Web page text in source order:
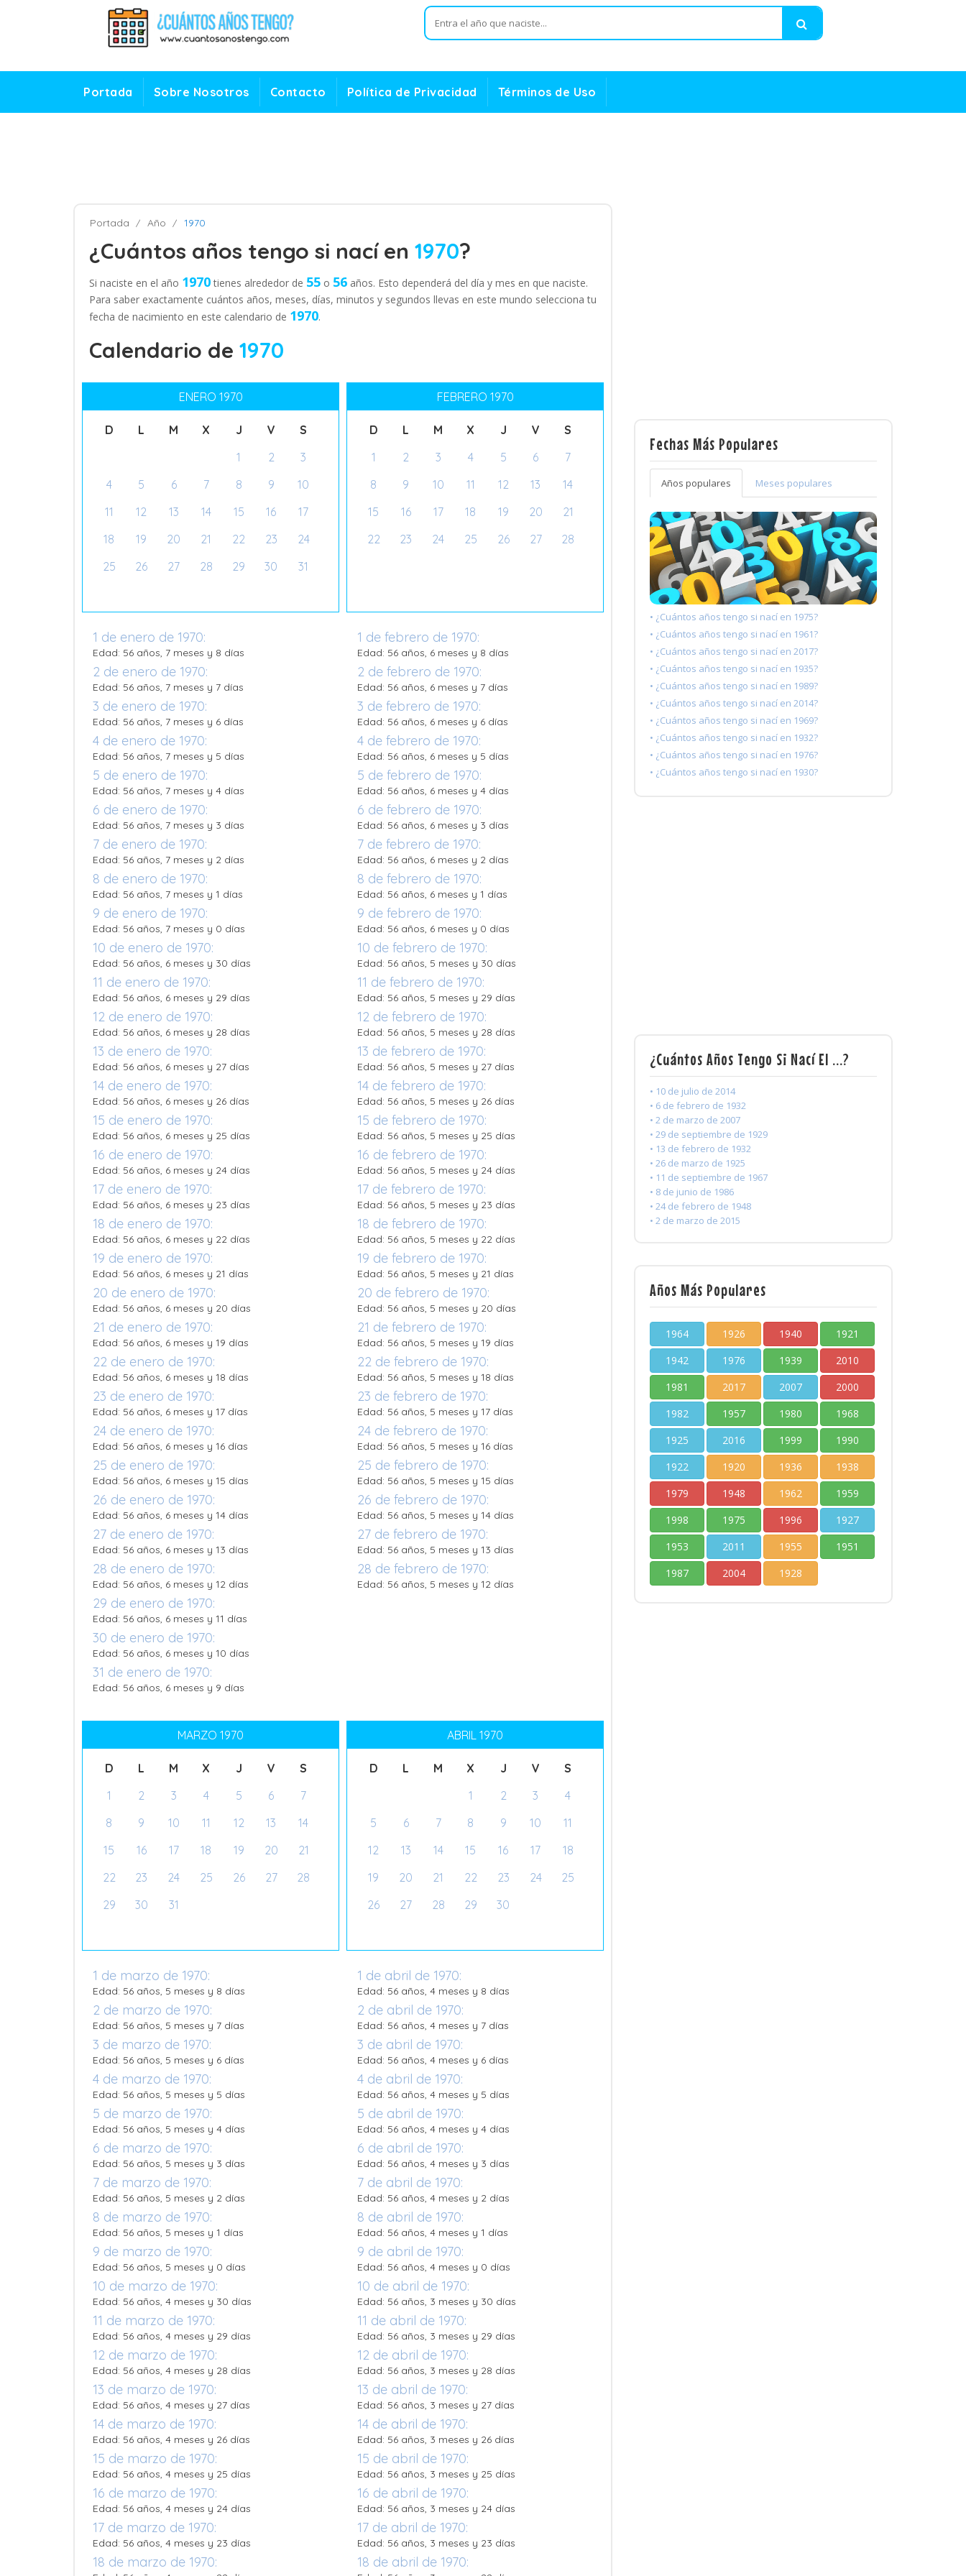
Portada Sobre Nosotros Contacto Política de Privacidad Términos de Uso
Portada Año 1970
¿Cuántos años tengo si nací en 1970?
Si naciste en el año 1970tienes alrededor de 55 o 56 años. Esto dependerá del día y mes en que naciste.
Para saber exactamente cuántos años, meses, días, minutos y segundos llevas en este mundo selecciona tu
fecha de nacimiento en este calendario de 1970.
Calendario de 1970
ENERO 1970
D L M X J V
S
1
2
3
4
5 6 7 8 9
10
11
12 13 14 15 16
17
18
19 20 21 22 23
24
25
26 27 28 29 30 31
1 de enero de 1970:
Edad: 56 años, 7 meses y 8 días
2 de enero de 1970:
Edad: 56 años, 7 meses y 7 días
3 de enero de 1970:
Edad: 56 años, 7 meses y 6 días
4 de enero de 1970:
Edad: 56 años, 7 meses y 5 días
5 de enero de 1970:
Edad: 56 años, 7 meses y 4 días
6 de enero de 1970:
Edad: 56 años, 7 meses y 3 días
7 de enero de 1970:
Edad: 56 años, 7 meses y 2 días
8 de enero de 1970:
Edad: 56 años, 7 meses y 1 días
9 de enero de 1970:
Edad: 56 años, 7 meses y 0 días
10 de enero de 1970:
Edad: 56 años, 6 meses y 30 días
11 de enero de 1970:
Edad: 56 años, 6 meses y 29 días
12 de enero de 1970:
Edad: 56 años, 6 meses y 28 días
13 de enero de 1970:
Edad: 56 años, 6 meses y 27 días
14 de enero de 1970:
Edad: 56 años, 6 meses y 26 días
15 de enero de 1970:
Edad: 56 años, 6 meses y 25 días
16 de enero de 1970:
Edad: 56 años, 6 meses y 24 días
17 de enero de 1970:
Edad: 56 años, 6 meses y 23 días
18 de enero de 1970:
Edad: 56 años, 6 meses y 22 días
19 de enero de 1970:
Edad: 56 años, 6 meses y 21 días
20 de enero de 1970:
Edad: 56 años, 6 meses y 20 días
21 de enero de 1970:
Edad: 56 años, 6 meses y 19 días
22 de enero de 1970:
Edad: 56 años, 6 meses y 18 días
23 de enero de 1970:
Edad: 56 años, 6 meses y 17 días
24 de enero de 1970:
Edad: 56 años, 6 meses y 16 días
25 de enero de 1970:
Edad: 56 años, 6 meses y 15 días
26 de enero de 1970:
Edad: 56 años, 6 meses y 14 días
27 de enero de 1970:
Edad: 56 años, 6 meses y 13 días
28 de enero de 1970:
Edad: 56 años, 6 meses y 12 días
29 de enero de 1970:
Edad: 56 años, 6 meses y 11 días
30 de enero de 1970:
Edad: 56 años, 6 meses y 10 días
31 de enero de 1970:
Edad: 56 años, 6 meses y 9 días
FEBRERO 1970
D L M X J V
S
1
2 3 4 5 6
7
8
9 10 11 12 13
14
15
16 17 18 19 20
21
22
23 24 25 26 27 28
1 de febrero de 1970:
Edad: 56 años, 6 meses y 8 días
2 de febrero de 1970:
Edad: 56 años, 6 meses y 7 días
3 de febrero de 1970:
Edad: 56 años, 6 meses y 6 días
4 de febrero de 1970:
Edad: 56 años, 6 meses y 5 días
5 de febrero de 1970:
Edad: 56 años, 6 meses y 4 días
6 de febrero de 1970:
Edad: 56 años, 6 meses y 3 días
7 de febrero de 1970:
Edad: 56 años, 6 meses y 2 días
8 de febrero de 1970:
Edad: 56 años, 6 meses y 1 días
9 de febrero de 1970:
Edad: 56 años, 6 meses y 0 días
10 de febrero de 1970:
Edad: 56 años, 5 meses y 30 días
11 de febrero de 1970:
Edad: 56 años, 5 meses y 29 días
12 de febrero de 1970:
Edad: 56 años, 5 meses y 28 días
13 de febrero de 1970:
Edad: 56 años, 5 meses y 27 días
14 de febrero de 1970:
Edad: 56 años, 5 meses y 26 días
15 de febrero de 1970:
Edad: 56 años, 5 meses y 25 días
16 de febrero de 1970:
Edad: 56 años, 5 meses y 24 días
17 de febrero de 1970:
Edad: 56 años, 5 meses y 23 días
18 de febrero de 1970:
Edad: 56 años, 5 meses y 22 días
19 de febrero de 1970:
Edad: 56 años, 5 meses y 21 días
20 de febrero de 1970:
Edad: 56 años, 5 meses y 20 días
21 de febrero de 1970:
Edad: 56 años, 5 meses y 19 días
22 de febrero de 1970:
Edad: 56 años, 5 meses y 18 días
23 de febrero de 1970:
Edad: 56 años, 5 meses y 17 días
24 de febrero de 1970:
Edad: 56 años, 5 meses y 16 días
25 de febrero de 1970:
Edad: 56 años, 5 meses y 15 días
26 de febrero de 1970:
Edad: 56 años, 5 meses y 14 días
27 de febrero de 1970:
Edad: 56 años, 5 meses y 13 días
28 de febrero de 1970:
Edad: 56 años, 5 meses y 12 días
MARZO 1970
D L M X J V
S
1
2 3 4 5 6
7
8
9 10 11 12 13
14
15
16 17 18 19 20
21
22
23 24 25 26 27
28
29
30 31
1 de marzo de 1970:
Edad: 56 años, 5 meses y 8 días
2 de marzo de 1970:
Edad: 56 años, 5 meses y 7 días
3 de marzo de 1970:
Edad: 56 años, 5 meses y 6 días
4 de marzo de 1970:
Edad: 56 años, 5 meses y 5 días
5 de marzo de 1970:
Edad: 56 años, 5 meses y 4 días
6 de marzo de 1970:
Edad: 56 años, 5 meses y 3 días
7 de marzo de 1970:
Edad: 56 años, 5 meses y 2 días
8 de marzo de 1970:
Edad: 56 años, 5 meses y 1 días
9 de marzo de 1970:
Edad: 56 años, 5 meses y 0 días
10 de marzo de 1970:
Edad: 56 años, 4 meses y 30 días
11 de marzo de 1970:
Edad: 56 años, 4 meses y 29 días
12 de marzo de 1970:
Edad: 56 años, 4 meses y 28 días
13 de marzo de 1970:
Edad: 56 años, 4 meses y 27 días
14 de marzo de 1970:
Edad: 56 años, 4 meses y 26 días
15 de marzo de 1970:
Edad: 56 años, 4 meses y 25 días
16 de marzo de 1970:
Edad: 56 años, 4 meses y 24 días
17 de marzo de 1970:
Edad: 56 años, 4 meses y 23 días
18 de marzo de 1970:
ABRIL 1970
D L M X J V
S
1
2 3
4
5
6 7 8 9 10
11
12
13 14 15 16 17
18
19
20 21 22 23 24
25
26
27 28 29 30
1 de abril de 1970:
Edad: 56 años, 4 meses y 8 días
2 de abril de 1970:
Edad: 56 años, 4 meses y 7 días
3 de abril de 1970:
Edad: 56 años, 4 meses y 6 días
4 de abril de 1970:
Edad: 56 años, 4 meses y 5 días
5 de abril de 1970:
Edad: 56 años, 4 meses y 4 días
6 de abril de 1970:
Edad: 56 años, 4 meses y 3 días
7 de abril de 1970:
Edad: 56 años, 4 meses y 2 días
8 de abril de 1970:
Edad: 56 años, 4 meses y 1 días
9 de abril de 1970:
Edad: 56 años, 4 meses y 0 días
10 de abril de 1970:
Edad: 56 años, 3 meses y 30 días
11 de abril de 1970:
Edad: 56 años, 3 meses y 29 días
12 de abril de 1970:
Edad: 56 años, 3 meses y 28 días
13 de abril de 1970:
Edad: 56 años, 3 meses y 27 días
14 de abril de 1970:
Edad: 56 años, 3 meses y 26 días
15 de abril de 1970:
Edad: 56 años, 3 meses y 25 días
16 de abril de 1970:
Edad: 56 años, 3 meses y 24 días
17 de abril de 1970:
Edad: 56 años, 3 meses y 23 días
18 de abril de 1970:
Fechas Más Populares
Años populares Meses populares
• ¿Cuántos años tengo si nací en 1975?
• ¿Cuántos años tengo si nací en 1961?
• ¿Cuántos años tengo si nací en 2017?
• ¿Cuántos años tengo si nací en 1935?
• ¿Cuántos años tengo si nací en 1989?
• ¿Cuántos años tengo si nací en 2014?
• ¿Cuántos años tengo si nací en 1969?
• ¿Cuántos años tengo si nací en 1932?
• ¿Cuántos años tengo si nací en 1976?
• ¿Cuántos años tengo si nací en 1930?
¿Cuántos Años Tengo Si Nací El ...?
• 10 de julio de 2014
• 6 de febrero de 1932
• 2 de marzo de 2007
• 29 de septiembre de 1929
• 13 de febrero de 1932
• 26 de marzo de 1925
• 11 de septiembre de 1967
• 8 de junio de 1986
• 24 de febrero de 1948
• 2 de marzo de 2015
Años Más Populares
1964 1926 1940
1921
1942
1976 1939
2010
1981
2017 2007
2000
1982
1957 1980
1968
1925
2016 1999
1990
1922
1920 1936
1938
1979
1948 1962
1959
1998
1975 1996
1927
1953
2011 1955
1951
1987
2004 1928